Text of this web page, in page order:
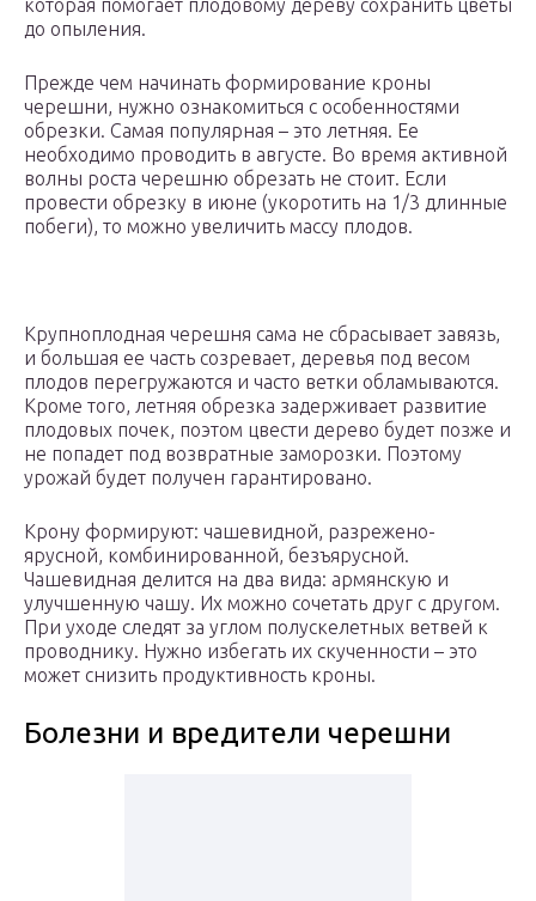
которая помогает плодовому дереву сохранить цветы
до опыления.
Прежде чем начинать формирование кроны
черешни, нужно ознакомиться с особенностями
обрезки. Самая популярная – это летняя. Ее
необходимо проводить в августе. Во время активной
волны роста черешню обрезать не стоит. Если
провести обрезку в июне (укоротить на 1/3 длинные
побеги), то можно увеличить массу плодов.
Крупноплодная черешня сама не сбрасывает завязь,
и большая ее часть созревает, деревья под весом
плодов перегружаются и часто ветки обламываются.
Кроме того, летняя обрезка задерживает развитие
плодовых почек, поэтом цвести дерево будет позже и
не попадет под возвратные заморозки. Поэтому
урожай будет получен гарантировано.
Крону формируют: чашевидной, разрежено-
ярусной, комбинированной, безъярусной.
Чашевидная делится на два вида: армянскую и
улучшенную чашу. Их можно сочетать друг с другом.
При уходе следят за углом полускелетных ветвей к
проводнику. Нужно избегать их скученности – это
может снизить продуктивность кроны.
Болезни и вредители черешни